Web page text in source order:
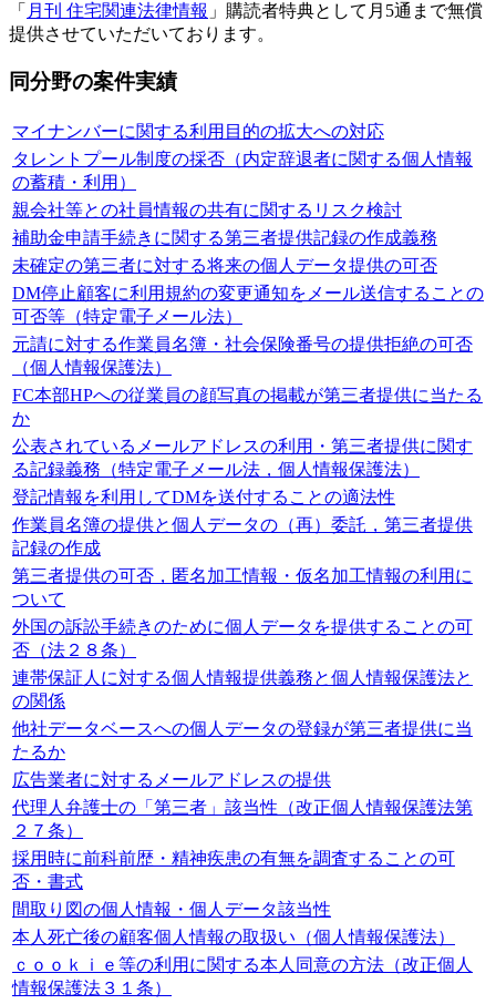
「 月刊 住宅関連法律情報 」購読者特典として月5通まで無償
提供させていただいております。
同分野の案件実績
マイナンバーに関する利用目的の拡大への対応
タレントプール制度の採否（内定辞退者に関する個人情報
の蓄積・利用）
親会社等との社員情報の共有に関するリスク検討
補助金申請手続きに関する第三者提供記録の作成義務
未確定の第三者に対する将来の個人データ提供の可否
DM停止顧客に利用規約の変更通知をメール送信することの
可否等（特定電子メール法）
元請に対する作業員名簿・社会保険番号の提供拒絶の可否
（個人情報保護法）
FC本部HPへの従業員の顔写真の掲載が第三者提供に当たる
か
公表されているメールアドレスの利用・第三者提供に関す
る記録義務（特定電子メール法，個人情報保護法）
登記情報を利用してDMを送付することの適法性
作業員名簿の提供と個人データの（再）委託，第三者提供
記録の作成
第三者提供の可否，匿名加工情報・仮名加工情報の利用に
ついて
外国の訴訟手続きのために個人データを提供することの可
否（法２８条）
連帯保証人に対する個人情報提供義務と個人情報保護法と
の関係
他社データベースへの個人データの登録が第三者提供に当
たるか
広告業者に対するメールアドレスの提供
代理人弁護士の「第三者」該当性（改正個人情報保護法第
２７条）
採用時に前科前歴・精神疾患の有無を調査することの可
否・書式
間取り図の個人情報・個人データ該当性
本人死亡後の顧客個人情報の取扱い（個人情報保護法）
ｃｏｏｋｉｅ等の利用に関する本人同意の方法（改正個人
情報保護法３１条）